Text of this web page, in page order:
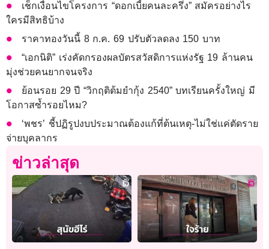
เช็กเงื่อนไขโครงการ “ดอกเบี้ยคนละครึ่ง” สมัครอย่างไร
ใครมีสิทธิบ้าง
ราคาทองวันนี้ 8 ก.ค. 69 ปรับตัวลดลง 150 บาท
“เอกนิติ” เร่งคัดกรองผลบัตรสวัสดิการแห่งรัฐ 19 ล้านคน
มุ่งช่วยคนยากจนจริง
ย้อนรอย 29 ปี “วิกฤติต้มยำกุ้ง 2540” บทเรียนครั้งใหญ่ มี
โอกาสซ้ำรอยไหม?
‘พชร’ ชี้ปฏิรูปงบประมาณต้องแก้ที่ต้นเหตุ-ไม่ใช่แค่ตัดราย
จ่ายบุคลากร
ข่าวล่าสุด